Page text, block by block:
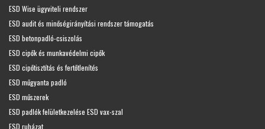
ESD Wise ügyviteli rendszer
ESD audit és minőségirányítási rendszer támogatás
ESD betonpadló-csiszolás
ESD cipők és munkavédelmi cipők
ESD cipőtisztítás és fertőtlenítés
ESD műgyanta padló
ESD műszerek
ESD padlók felületkezelése ESD vax-szal
ESD ruházat